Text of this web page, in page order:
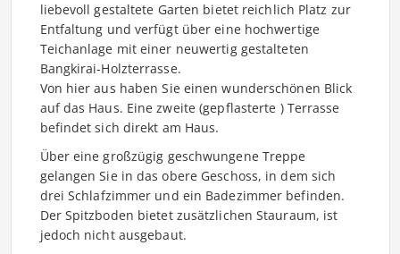
liebevoll gestaltete Garten bietet reichlich Platz zur
Entfaltung und verfügt über eine hochwertige
Teichanlage mit einer neuwertig gestalteten
Bangkirai-Holzterrasse.
Von hier aus haben Sie einen wunderschönen Blick
auf das Haus. Eine zweite (gepflasterte ) Terrasse
befindet sich direkt am Haus.
Über eine großzügig geschwungene Treppe
gelangen Sie in das obere Geschoss, in dem sich
drei Schlafzimmer und ein Badezimmer befinden.
Der Spitzboden bietet zusätzlichen Stauraum, ist
jedoch nicht ausgebaut.